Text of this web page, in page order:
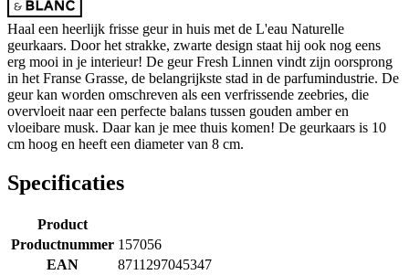
Haal een heerlijk frisse geur in huis met de L'eau Naturelle
geurkaars. Door het strakke, zwarte design staat hij ook nog eens
erg mooi in je interieur! De geur Fresh Linnen vindt zijn oorsprong
in het Franse Grasse, de belangrijkste stad in de parfumindustrie. De
geur kan worden omschreven als een verfrissende zeebries, die
overvloeit naar een perfecte balans tussen gouden amber en
vloeibare musk. Daar kan je mee thuis komen! De geurkaars is 10
cm hoog en heeft een diameter van 8 cm.
Specificaties
Product
Productnummer 157056
EAN
8711297045347